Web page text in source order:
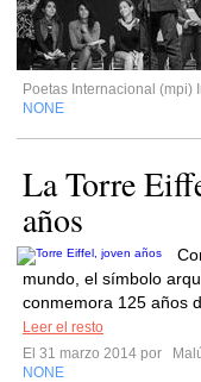
Poetas Internacional (mpi)
NONE
La Torre
años
mundo, el símbolo
conmemora 125 años
Leer el resto
El 31 marzo 2014 por
NONE